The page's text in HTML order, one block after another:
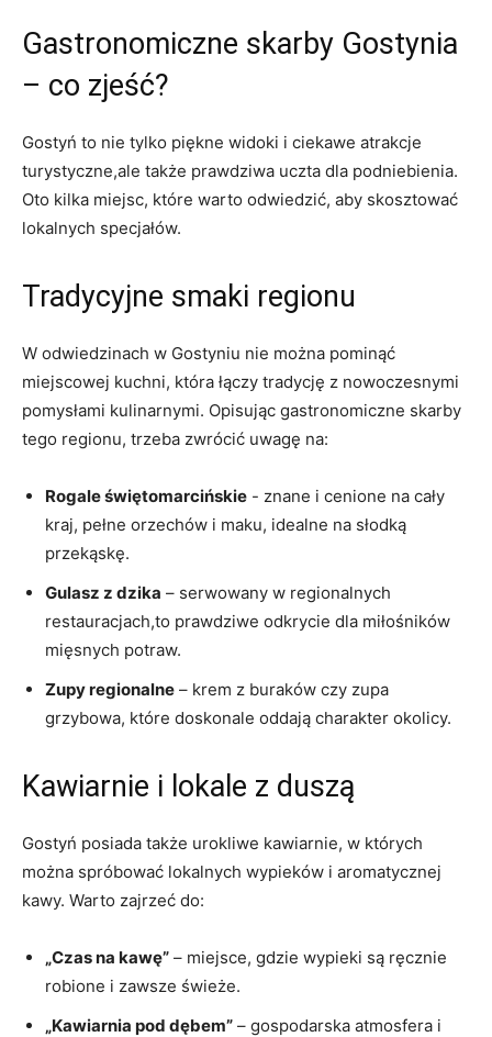
Gastronomiczne skarby⁢ Gostynia
– co zjeść?
Gostyń to nie⁢ tylko piękne widoki i ciekawe atrakcje
turystyczne,ale także prawdziwa ​uczta⁢ dla podniebienia.
Oto kilka miejsc, które warto odwiedzić,⁢ aby ⁣skosztować
lokalnych specjałów.
Tradycyjne ⁣smaki regionu
W odwiedzinach w Gostyniu nie można pominąć
miejscowej kuchni, która łączy tradycję z nowoczesnymi
pomysłami kulinarnymi. Opisując gastronomiczne skarby
tego ‌regionu, trzeba zwrócić uwagę na:
Rogale świętomarcińskie ‍- znane i cenione na cały
kraj, pełne ⁤orzechów ‍i maku, idealne na słodką
przekąskę.
Gulasz z dzika – ​serwowany w regionalnych
restauracjach,to prawdziwe ⁢odkrycie dla ‌miłośników
mięsnych potraw.
Zupy regionalne – krem z buraków czy zupa‍
grzybowa, ⁣które doskonale oddają charakter ⁤okolicy.
Kawiarnie i lokale‌ z ​duszą
Gostyń posiada także urokliwe ​kawiarnie, w ⁣których
można‍ spróbować lokalnych wypieków i aromatycznej
kawy. Warto zajrzeć do:
„Czas na kawę” – miejsce, gdzie ‍wypieki‍ są ręcznie
robione‍ i‌ zawsze świeże.
„Kawiarnia‍ pod​ dębem” – gospodarska‍ atmosfera i